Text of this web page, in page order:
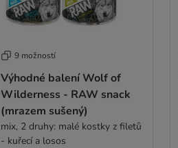
9 možností
Výhodné balení Wolf of
Wilderness - RAW snack
(mrazem sušený)
mix, 2 druhy: malé kostky z filetů
- kuřecí a losos